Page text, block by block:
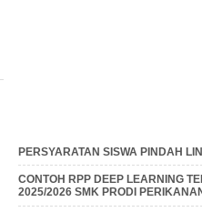
PERSYARATAN SISWA PINDAH
CONTOH RPP DEEP LEARNING
2025/2026 SMK PRODI